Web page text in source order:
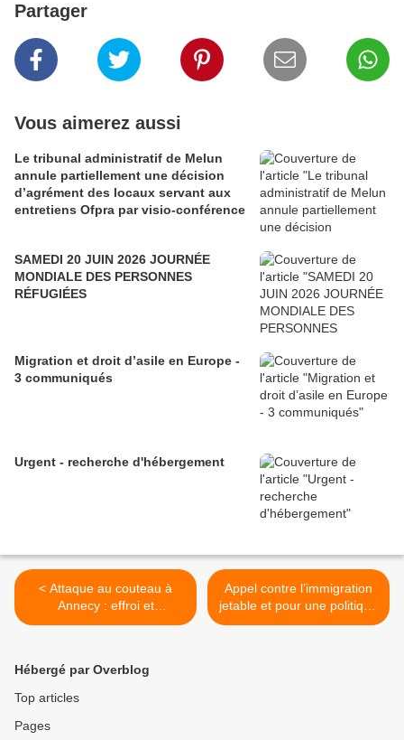
Partager
Vous aimerez aussi
Le tribunal administratif de Melun
annule partiellement une décision
d’agrément des locaux servant aux
entretiens Ofpra par visio-conférence
SAMEDI 20 JUIN 2026 JOURNÉE
MONDIALE DES PERSONNES
RÉFUGIÉES
Migration et droit d’asile en Europe -
3 communiqués
Urgent - recherche d'hébergement
< Attaque au couteau à
Annecy : effroi et
consternation
Appel contre l’immigration
jetable et pour une politique
migratoire d’accueil >
Hébergé par Overblog
Top articles
Pages